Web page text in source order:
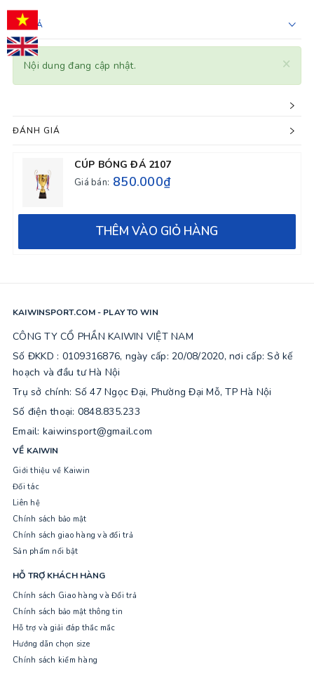
MÔ TẢ
×
Nội dung đang cập nhật.
ĐÁNH GIÁ
CÚP BÓNG ĐÁ 2107
Giá bán: 850.000₫
THÊM VÀO GIỎ HÀNG
KAIWINSPORT.COM - PLAY TO WIN
CÔNG TY CỔ PHẦN KAIWIN VIỆT NAM
Số ĐKKD : 0109316876, ngày cấp: 20/08/2020, nơi cấp: Sở kế
hoạch và đầu tư Hà Nội
Trụ sở chính: Số 47 Ngọc Đại, Phường Đại Mỗ, TP Hà Nội
Số điện thoại: 0848.835.233
Email: kaiwinsport@gmail.com
VỀ KAIWIN
Giới thiệu về Kaiwin
Đối tác
Liên hệ
Chính sách bảo mật
Chính sách giao hàng và đổi trả
Sản phẩm nổi bật
HỖ TRỢ KHÁCH HÀNG
Chính sách Giao hàng và Đổi trả
Chính sách bảo mật thông tin
Hỗ trợ và giải đáp thắc mắc
Hướng dẫn chọn size
Chính sách kiểm hàng